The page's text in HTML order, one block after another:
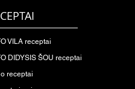
VILA receptai
DIDYSIS ŠOU receptai
receptai